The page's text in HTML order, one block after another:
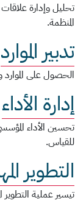
تحليل وإدارة
المنظمة.
تدبير الموارد
الحصول على الموارد
إدارة الأداء
تحسين الأداء
للقياس.
التطوير
تيسير عملية